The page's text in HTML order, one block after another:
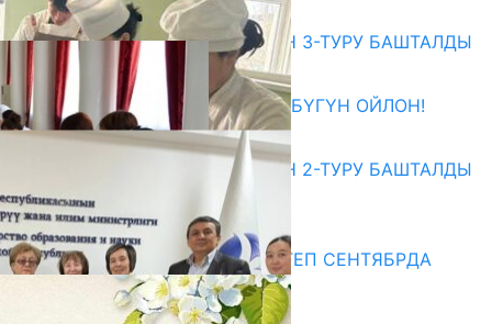
Абитуриент
ЖОЖДОРГО КАБЫЛ АЛУУНУН 3-ТУРУ БАШТАЛДЫ
27.07.2026
ӨЗҮҢДҮН КЕЛЕЧЕГИҢ ҮЧҮН БҮГҮН ОЙЛОН!
20.07.2026
ЖОЖДОРГО КАБЫЛ АЛУУНУН 2-ТУРУ БАШТАЛДЫ
20.07.2026
Медиа
СУЗАКТА 750 ОРУНДУУ МЕКТЕП СЕНТЯБРДА
ПАЙДАЛАНУУГА БЕРИЛЕТ
07.08.2025